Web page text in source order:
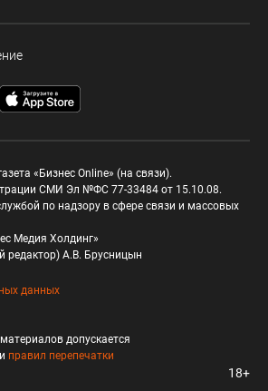
«Бизнес Online» (на связи).
СМИ Эл №ФС 77-33484 от 15.10.08.
по надзору в сфере связи и массовых
Медия Холдинг»
редактор) А.В. Брусницын
данных
допускается
правил перепечатки
18+